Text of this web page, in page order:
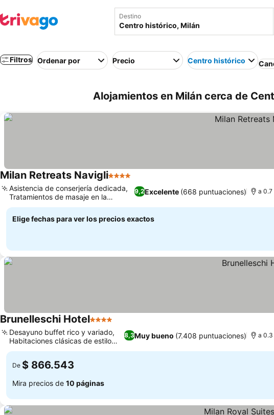
Destino
Filtros Ordenar por Precio Centro histórico
Alojamientos en Milán cerca de
Milan Retreats Navigli4 Estrellas
9,2Excelente (668 puntuaciones)
Asistencia de conserjería dedicada,
Tratamientos de masaje en la
habitación
a 0.7
Elige fechas para ver los precios exactos
Brunelleschi Hotel4 Estrellas
8,3Muy bueno (7.408 puntuaciones)
Desayuno buffet rico y variado,
Habitaciones clásicas de estilo
italiano
a 0.3
De $ 866.543
Mira precios de 10 páginas